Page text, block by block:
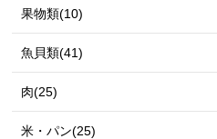
果物類(10)
魚貝類(41)
肉(25)
米・パン(25)